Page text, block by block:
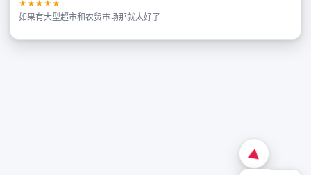
★★★★★
如果有大型超市和农贸市场那就太好了